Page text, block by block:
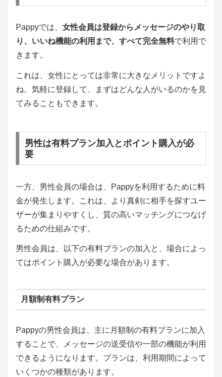
Pappyでは、 女性会員は登録からメッセージのやり取
り、いいね機能の利用まで、すべて完全無料で利用で
きます。
これは、女性にとっては非常に大きなメリットですよ
ね。気軽に登録して、まずはどんな人がいるのかを見
てみることもできます。
男性は有料プラン加入とポイント購入が必
要
一方、男性会員の場合は、Pappyを利用するために料
金が発生します。これは、より真剣に相手を探すユー
ザーが集まりやすくし、質の高いマッチングにつなげ
るための仕組みです。
男性会員は、以下の有料プランの加入と、場合によっ
てはポイント購入が必要な場合があります。
月額制有料プラン
Pappyの男性会員は、主に月額制の有料プランに加入
することで、メッセージの送受信や一部の機能が利用
できるようになります。プランは、利用期間によって
いくつかの種類があります。